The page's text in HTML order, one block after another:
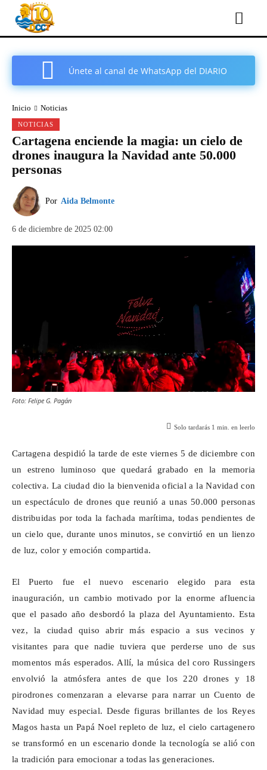
Únete al canal de WhatsApp del DIARIO
Inicio Noticias
NOTICIAS
Cartagena enciende la magia: un cielo de
drones inaugura la Navidad ante 50.000
personas
Por Aida Belmonte
6 de diciembre de 2025 02:00
Foto: Felipe G. Pagán
Solo tardarás 1 min. en leerlo
Cartagena despidió la tarde de este viernes 5 de diciembre con
un estreno luminoso que quedará grabado en la memoria
colectiva. La ciudad dio la bienvenida oficial a la Navidad con
un espectáculo de drones que reunió a unas 50.000 personas
distribuidas por toda la fachada marítima, todas pendientes de
un cielo que, durante unos minutos, se convirtió en un lienzo
de luz, color y emoción compartida.
El Puerto fue el nuevo escenario elegido para esta
inauguración, un cambio motivado por la enorme afluencia
que el pasado año desbordó la plaza del Ayuntamiento. Esta
vez, la ciudad quiso abrir más espacio a sus vecinos y
visitantes para que nadie tuviera que perderse uno de sus
momentos más esperados. Allí, la música del coro Russingers
envolvió la atmósfera antes de que los 220 drones y 18
pirodrones comenzaran a elevarse para narrar un Cuento de
Navidad muy especial. Desde figuras brillantes de los Reyes
Magos hasta un Papá Noel repleto de luz, el cielo cartagenero
se transformó en un escenario donde la tecnología se alió con
la tradición para emocionar a todas las generaciones.